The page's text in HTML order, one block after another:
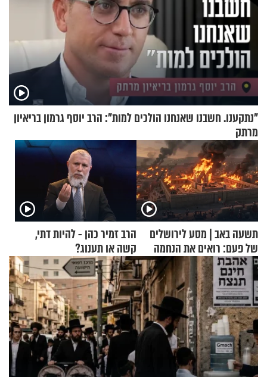
"נתקענו. חשבנו שאנחנו הולכים למות": הרב יוסף גרמון בריאיון
מרתק
תשעה באב | מסע לירושלים
של פעם: רואים את הנחמה
הרב זמיר כהן - להיות דתי,
קשה או תענוג?